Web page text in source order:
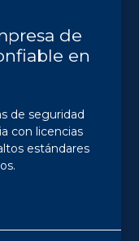
de
en
de seguridad
con licencias
estándares